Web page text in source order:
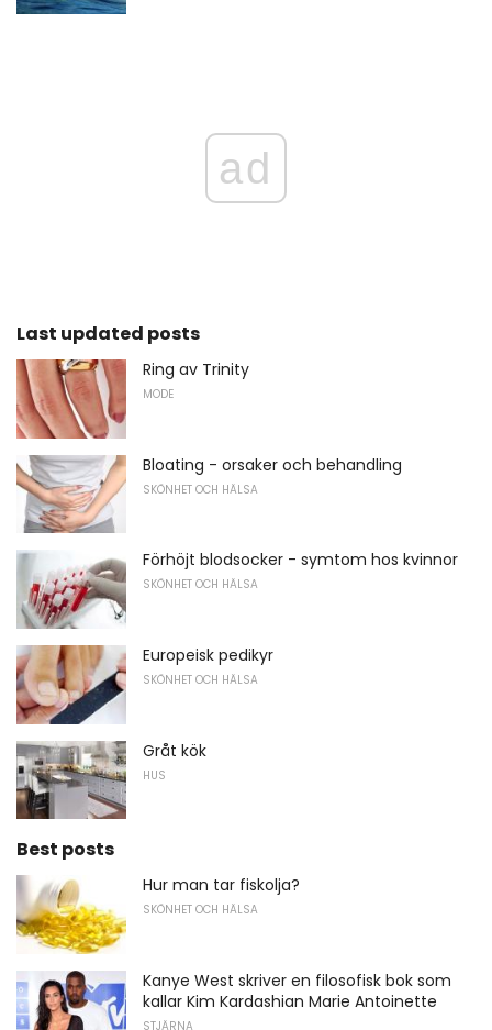
ad
Last updated posts
Ring av Trinity
MODE
Bloating - orsaker och behandling
SKÖNHET OCH HÄLSA
Förhöjt blodsocker - symtom hos kvinnor
SKÖNHET OCH HÄLSA
Europeisk pedikyr
SKÖNHET OCH HÄLSA
Gråt kök
HUS
Best posts
Hur man tar fiskolja?
SKÖNHET OCH HÄLSA
Kanye West skriver en filosofisk bok som
kallar Kim Kardashian Marie Antoinette
STJÄRNA